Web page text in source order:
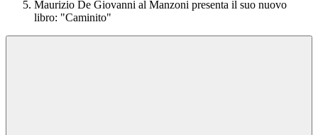
Maurizio De Giovanni al Manzoni presenta il suo nuovo
libro: "Caminito"